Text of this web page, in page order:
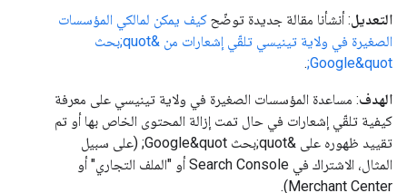
التعديل: أنشأنا مقالة جديدة توضّح كيف يمكن لمالكي المؤسسات
الصغيرة في ولاية تينيسي تلقّي إشعارات من &quot;بحث
Google&quot;
.
الهدف: مساعدة المؤسسات الصغيرة في ولاية تينيسي على معرفة
كيفية تلقّي إشعارات في حال تمت إزالة المحتوى الخاص بها أو تم
تقييد ظهوره على &quot;بحث Google&quot; (على سبيل
المثال، الاشتراك في Search Console أو "الملف التجاري" أو
Merchant Center).